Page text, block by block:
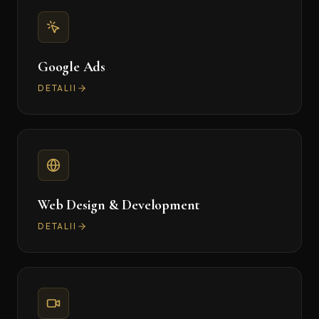
Google Ads
DETALII
Web Design & Development
DETALII